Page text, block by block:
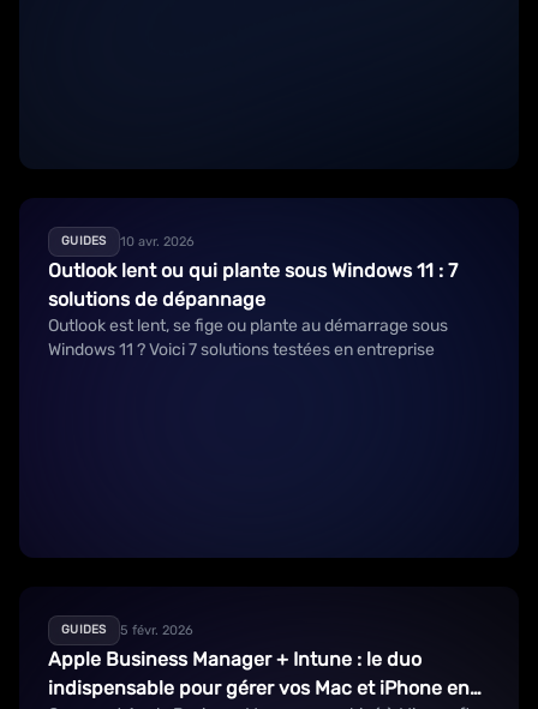
GUIDES 10 avr. 2026
Outlook lent ou qui plante sous Windows 11 : 7
solutions de dépannage
Outlook est lent, se fige ou plante au démarrage sous
Windows 11 ? Voici 7 solutions testées en entreprise
GUIDES 5 févr. 2026
Apple Business Manager + Intune : le duo
indispensable pour gérer vos Mac et iPhone en